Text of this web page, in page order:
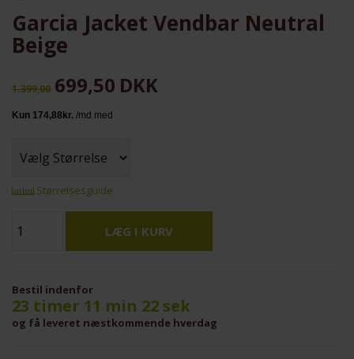
Garcia Jacket Vendbar Neutral
Beige
1.399,00 699,50 DKK
Størrelsesguide
Bestil indenfor
23 timer 11 min 22 sek
og få leveret næstkommende hverdag